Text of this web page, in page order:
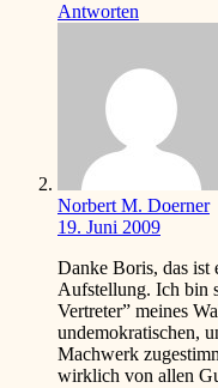
Antworten
Norbert M. Doerner
19. Juni 2009
Danke Boris, das ist
Aufstellung. Ich bin
Vertreter” meines
undemokratischen,
Machwerk
wirklich von allen